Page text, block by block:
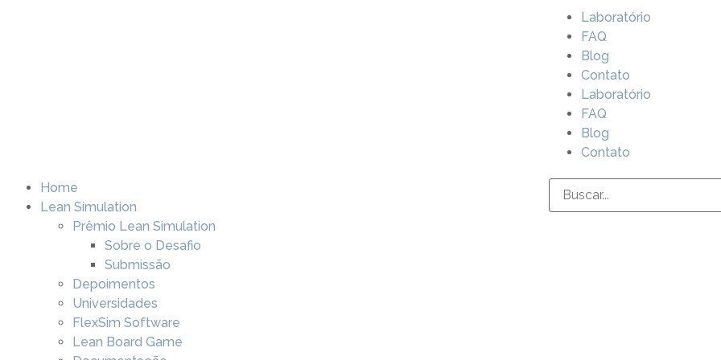
Laboratório
FAQ
Blog
Contato
Laboratório
FAQ
Blog
Contato
Home
Lean Simulation
Prêmio Lean Simulation
Sobre o Desafio
Submissão
Depoimentos
Universidades
FlexSim Software
Lean Board Game